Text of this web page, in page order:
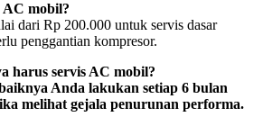
AC mobil?
dari Rp 200.000 untuk servis dasar
penggantian kompresor.
harus servis AC mobil?
Anda lakukan setiap 6 bulan
melihat gejala penurunan performa.